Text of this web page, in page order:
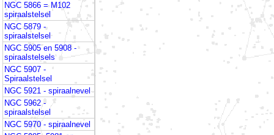
NGC 5866 = M102
spiraalstelsel
NGC 5879 -
spiraalstelsel
NGC 5905 en 5908 -
spiraalstelsels
NGC 5907 -
Spiraalstelsel
NGC 5921 - spiraalnevel
NGC 5962 -
spiraalstelsel
NGC 5970 - spiraalnevel